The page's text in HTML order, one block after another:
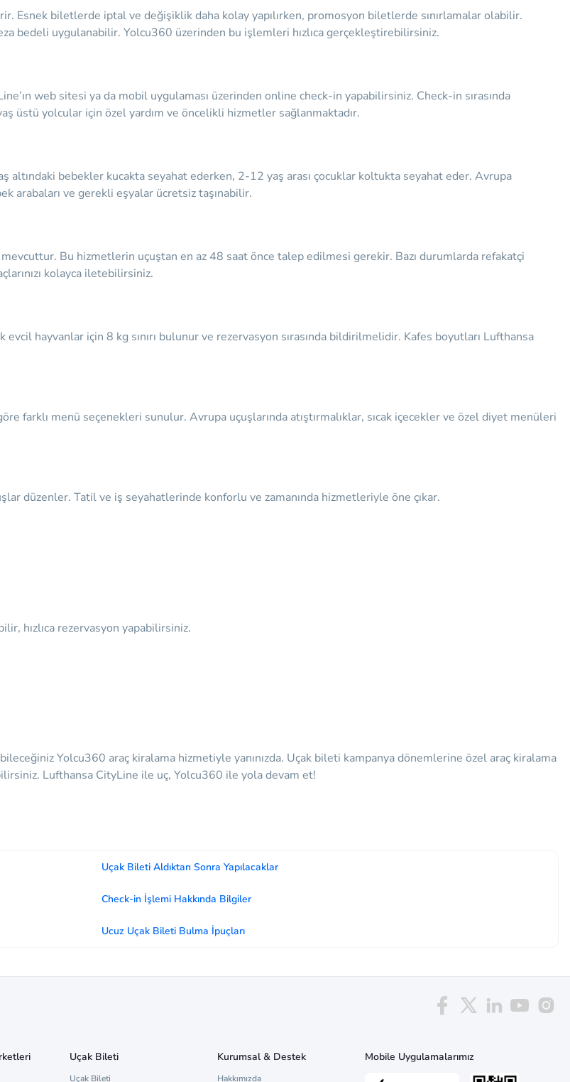
Esnek biletlerde iptal ve değişiklik daha kolay yapılırken, promosyon biletlerde sınırlamalar olabilir.
bedeli uygulanabilir. Yolcu360 üzerinden bu işlemleri hızlıca gerçekleştirebilirsiniz.
web sitesi ya da mobil uygulaması üzerinden online check-in yapabilirsiniz. Check-in sırasında
üstü yolcular için özel yardım ve öncelikli hizmetler sağlanmaktadır.
bebekler kucakta seyahat ederken, 2-12 yaş arası çocuklar koltukta seyahat eder. Avrupa
arabaları ve gerekli eşyalar ücretsiz taşınabilir.
Bu hizmetlerin uçuştan en az 48 saat önce talep edilmesi gerekir. Bazı durumlarda refakatçi
kolayca iletebilirsiniz.
evcil hayvanlar için 8 kg sınırı bulunur ve rezervasyon sırasında bildirilmelidir. Kafes boyutları Lufthansa
farklı menü seçenekleri sunulur. Avrupa uçuşlarında atıştırmalıklar, sıcak içecekler ve özel diyet menüleri
düzenler. Tatil ve iş seyahatlerinde konforlu ve zamanında hizmetleriyle öne çıkar.
hızlıca rezervasyon yapabilirsiniz.
Yolcu360 araç kiralama hizmetiyle yanınızda. Uçak bileti kampanya dönemlerine özel araç kiralama
Lufthansa CityLine ile uç, Yolcu360 ile yola devam et!
Uçak Bileti Aldıktan Sonra Yapılacaklar
Check-in İşlemi Hakkında Bilgiler
Ucuz Uçak Bileti Bulma İpuçları
Uçak Bileti
Uçak Bileti
Kurumsal & Destek
Hakkımızda
Mobile Uygulamalarımız